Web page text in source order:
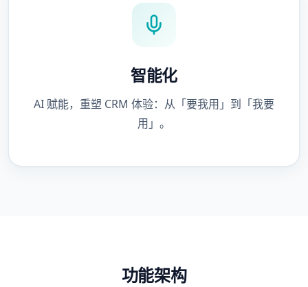
智能化
AI 赋能，重塑 CRM 体验：从「要我用」到「我要
用」。
功能架构